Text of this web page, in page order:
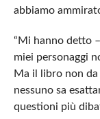
abbiamo
“Mi hanno detto
miei personaggi
Ma il libro non da
nessuno sa
questioni più